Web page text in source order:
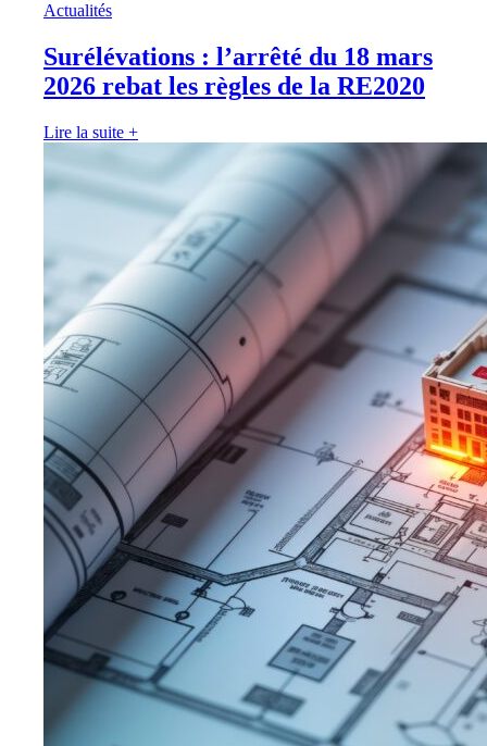
Actualités
Surélévations : l’arrêté du 18 mars
2026 rebat les règles de la RE2020
Lire la suite +